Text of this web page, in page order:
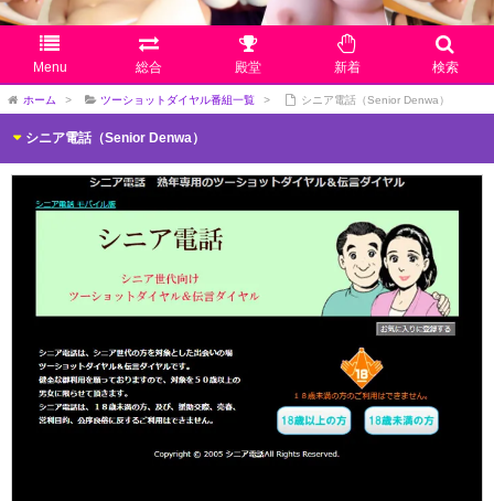
Menu 総合 殿堂 新着 検索
ホーム > ツーショットダイヤル番組一覧 > シニア電話（Senior Denwa）
シニア電話（Senior Denwa）